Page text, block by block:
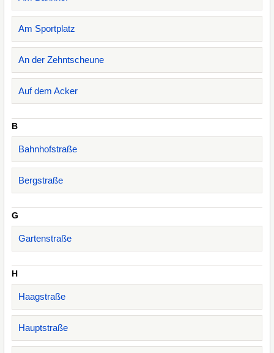
Am Sportplatz
An der Zehntscheune
Auf dem Acker
B
Bahnhofstraße
Bergstraße
G
Gartenstraße
H
Haagstraße
Hauptstraße